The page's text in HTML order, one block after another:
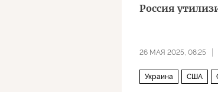
Россия
26 МАЯ 2025, 08:25
Украина США